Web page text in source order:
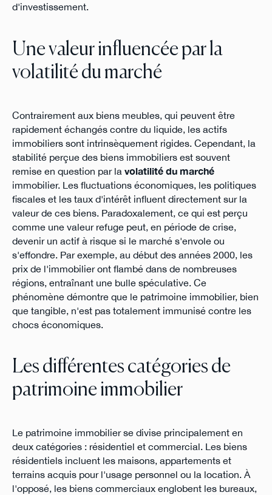
d'investissement.
Une valeur influencée par la
volatilité du marché
Contrairement aux biens meubles, qui peuvent être
rapidement échangés contre du liquide, les actifs
immobiliers sont intrinsèquement rigides. Cependant, la
stabilité perçue des biens immobiliers est souvent
remise en question par la volatilité du marché
immobilier. Les fluctuations économiques, les politiques
fiscales et les taux d'intérêt influent directement sur la
valeur de ces biens. Paradoxalement, ce qui est perçu
comme une valeur refuge peut, en période de crise,
devenir un actif à risque si le marché s'envole ou
s'effondre. Par exemple, au début des années 2000, les
prix de l'immobilier ont flambé dans de nombreuses
régions, entraînant une bulle spéculative. Ce
phénomène démontre que le patrimoine immobilier, bien
que tangible, n'est pas totalement immunisé contre les
chocs économiques.
Les différentes catégories de
patrimoine immobilier
Le patrimoine immobilier se divise principalement en
deux catégories : résidentiel et commercial. Les biens
résidentiels incluent les maisons, appartements et
terrains acquis pour l'usage personnel ou la location. À
l'opposé, les biens commerciaux englobent les bureaux,